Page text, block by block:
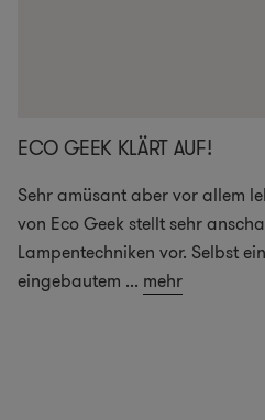
ECO GEEK KLÄRT AUF!
Sehr amüsant aber vor allem
von Eco Geek stellt sehr
Lampentechniken vor. Selbst
eingebautem ... mehr